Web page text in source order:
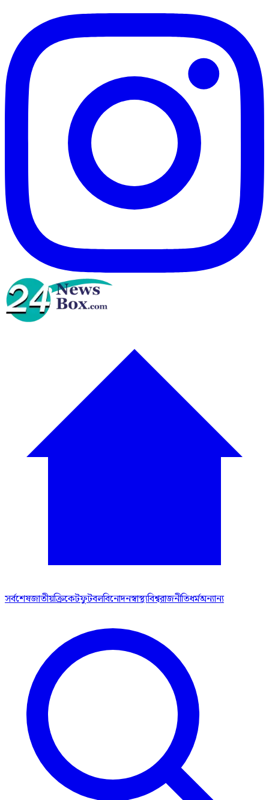
সর্বশেষজাতীয়ক্রিকেটফুটবলবিনোদনস্বাস্থ্যবিশ্বরাজনীতিধর্মঅন্যান্য